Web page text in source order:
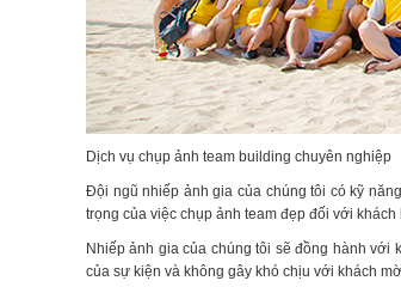
Dịch vụ chụp ảnh team building chuyên nghiệp
Đội ngũ nhiếp ảnh gia của chúng tôi có kỹ
trọng của việc chụp ảnh team đẹp đối với khách
Nhiếp ảnh gia của chúng tôi sẽ đồng hành
của sự kiện và không gây khó chịu với khách